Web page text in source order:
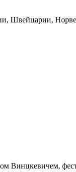
Швейцарии,
Винцкевичем,